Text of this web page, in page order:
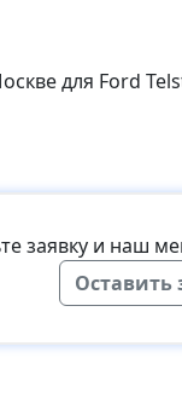
для Ford
заявку и наш
Оставить